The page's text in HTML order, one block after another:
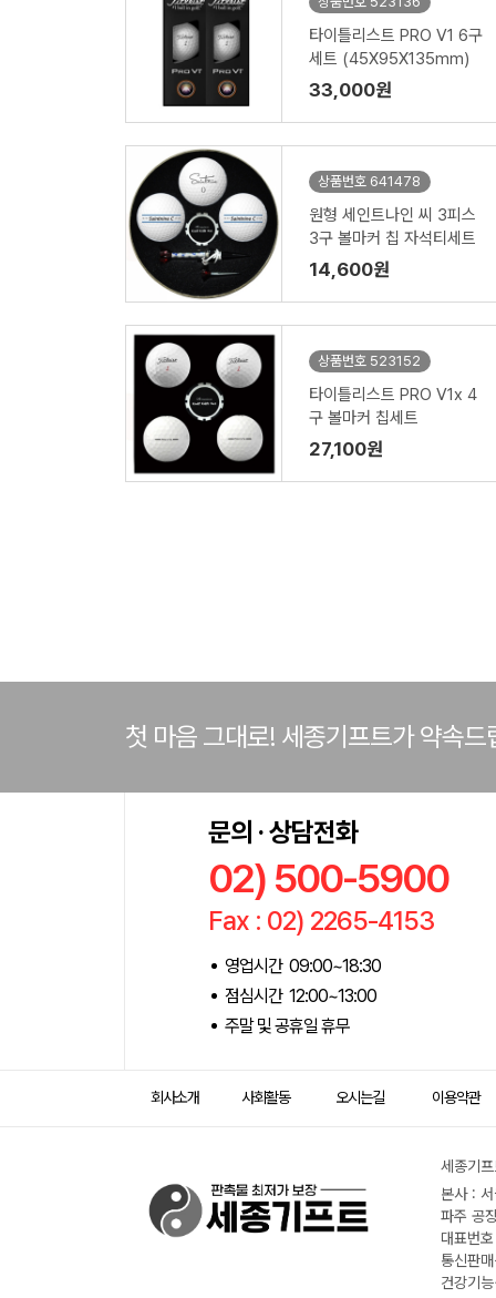
타이틀리스트 PRO V1 6구
세트 (45X95X135mm)
33,000원
상품번호 641478
원형 세인트나인 씨 3피스
3구 볼마커 칩 자석티세트
14,600원
상품번호 523152
타이틀리스트 PRO V1x 4
구 볼마커 칩세트
27,100원
첫 마음 그대로! 세종기프트가 약속드
문의 · 상담전화
02) 500-5900
Fax : 02) 2265-4153
영업시간 09:00~18:30
점심시간 12:00~13:00
주말 및 공휴일 휴무
회사소개 사회활동 오시는길 이용약관
세종기
본사 :
파주 공
대표번
통신판
건강기